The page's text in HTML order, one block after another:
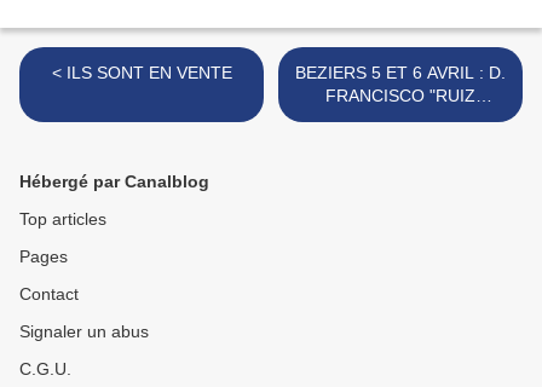
< ILS SONT EN VENTE
BEZIERS 5 ET 6 AVRIL : D.
FRANCISCO "RUIZ
MIGUEL" >
Hébergé par Canalblog
Top articles
Pages
Contact
Signaler un abus
C.G.U.